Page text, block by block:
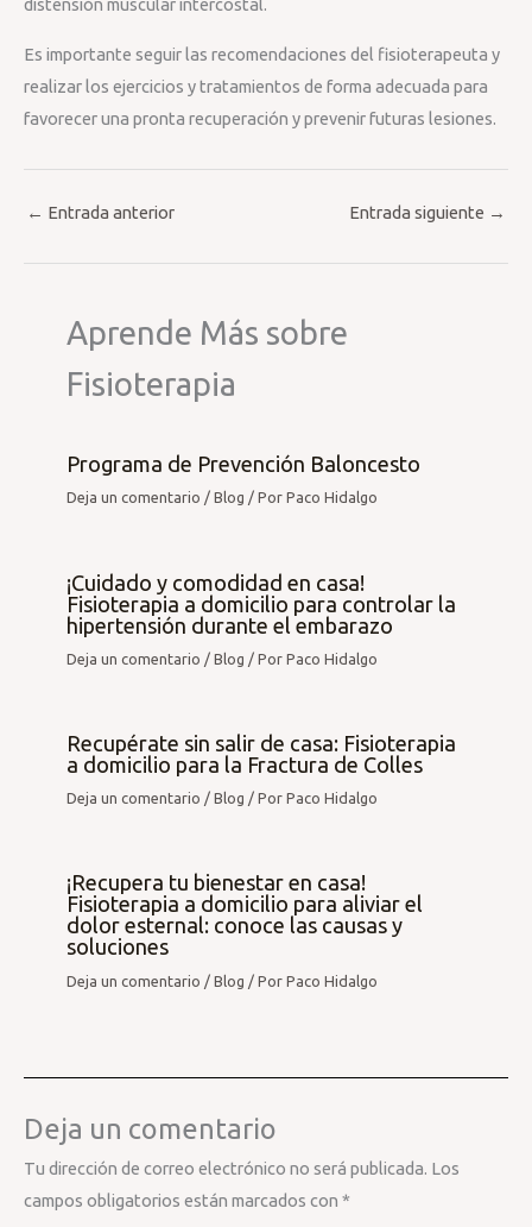
distensión muscular intercostal.
Es importante seguir las recomendaciones del fisioterapeuta y
realizar los ejercicios y tratamientos de forma adecuada para
favorecer una pronta recuperación y prevenir futuras lesiones.
← Entrada anterior Entrada siguiente →
Aprende Más sobre
Fisioterapia
Programa de Prevención Baloncesto
Deja un comentario /Blog / PorPaco Hidalgo
¡Cuidado y comodidad en casa!
Fisioterapia a domicilio para controlar la
hipertensión durante el embarazo
Deja un comentario /Blog / PorPaco Hidalgo
Recupérate sin salir de casa: Fisioterapia
a domicilio para la Fractura de Colles
Deja un comentario /Blog / PorPaco Hidalgo
¡Recupera tu bienestar en casa!
Fisioterapia a domicilio para aliviar el
dolor esternal: conoce las causas y
soluciones
Deja un comentario /Blog / PorPaco Hidalgo
Deja un comentario
Tu dirección de correo electrónico no será publicada. Los
campos obligatorios están marcados con *